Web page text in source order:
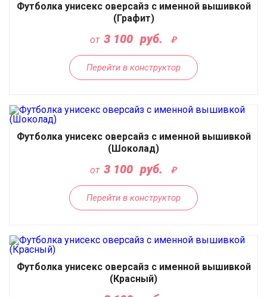
Футболка унисекс оверсайз с именной вышивкой
(Графит)
от 3 100 руб.
Перейти в конструктор
Футболка унисекс оверсайз с именной вышивкой
(Шоколад)
от 3 100 руб.
Перейти в конструктор
Футболка унисекс оверсайз с именной вышивкой
(Красный)